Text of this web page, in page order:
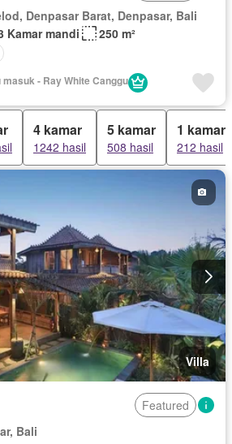
Denpasar Barat, Denpasar, Bali
Kamar mandi
250 m²
- Ray White Canggu
4 kamar
1242 hasil
5 kamar
508 hasil
1 kamar
212 hasil
Villa
Featured
Bali